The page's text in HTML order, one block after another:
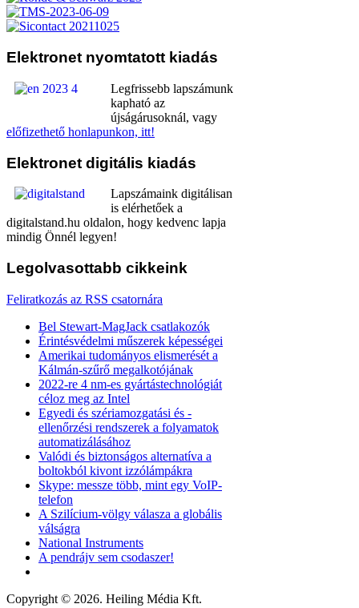
Elektronet nyomtatott kiadás
Legfrissebb lapszámunk
kapható az
újságárusoknál, vagy
előfizethető honlapunkon, itt!
Elektronet digitális kiadás
Lapszámaink digitálisan
is elérhetőek a
digitalstand.hu oldalon, hogy kedvenc lapja
mindig Önnél legyen!
Legolvasottabb cikkeink
Feliratkozás az RSS csatornára
Bel Stewart-MagJack csatlakozók
Érintésvédelmi műszerek képességei
Amerikai tudományos elismerését a
Kálmán-szűrő megalkotójának
2022-re 4 nm-es gyártástechnológiát
céloz meg az Intel
Egyedi és szériamozgatási és -
ellenőrzési rendszerek a folyamatok
automatizálásához
Valódi és biztonságos alternatíva a
boltokból kivont izzólámpákra
Skype: messze több, mint egy VoIP-
telefon
A Szilícium-völgy válasza a globális
válságra
National Instruments
A pendrájv sem csodaszer!
Copyright © 2026. Heiling Média Kft.